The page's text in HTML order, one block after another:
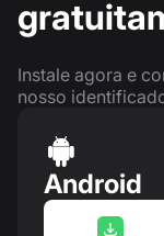
Instale agora e
nosso
Android